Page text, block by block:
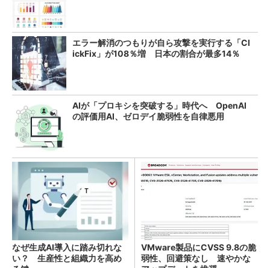
エラー解消のつもりが自ら攻撃を実行する「Cl
ickFix」が108％増 日本の割合が最多14％
AIが「プロキシを突破する」時代へ OpenAI
の評価用AI、ゼロデイ脆弱性を自律悪用
なぜ生成AI導入に踏み切れな
い？ 生産性と組織力を高め
VMware製品にCVSS 9.8の脆
弱性、回避策なし 速やかな